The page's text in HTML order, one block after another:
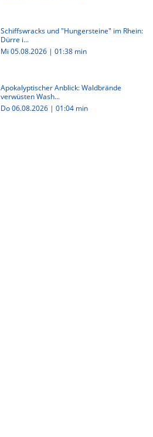
Schiffswracks und "Hungersteine" im Rhein:
Dürre i...
Mi 05.08.2026 | 01:38 min
Apokalyptischer Anblick: Waldbrände
verwüsten Wash...
Do 06.08.2026 | 01:04 min